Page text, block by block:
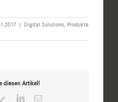
| Digital Solutions Produkte
diesen Artikel!
TwitterLinkedIn
E-